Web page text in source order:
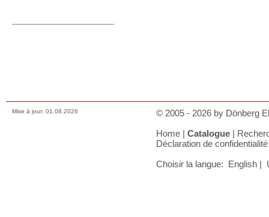
Mise à jour: 01.08.2026
© 2005 - 2026 by Dönberg
Home | Catalogue |
Déclaration de confidentialité
Choisir la langue: English |